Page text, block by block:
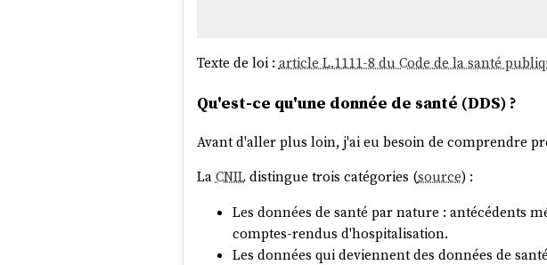
Texte de loi : article L.1111-8 du Code de la santé
Qu'est-ce qu'une donnée de santé (DDS) ?
Avant d'aller plus loin, j'ai eu besoin de comprendre
LaCNILdistingue trois catégories (source) :
Les données de santé par nature : antécédents
comptes-rendus d'hospitalisation.
Les données qui deviennent des données de